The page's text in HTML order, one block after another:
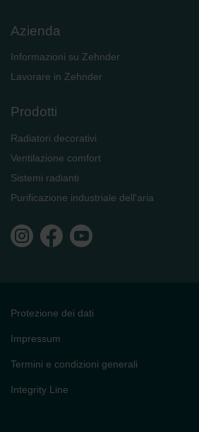
Azienda
Informazioni su Zehnder
Lavorare in Zehnder
Prodotti
Radiatori decorativi
Ventilazione comfort
Sistemi radianti
Purificazione industriale dell'aria
Protezione dei dati
Impressum
Termini e condizioni generali
Integrity Line